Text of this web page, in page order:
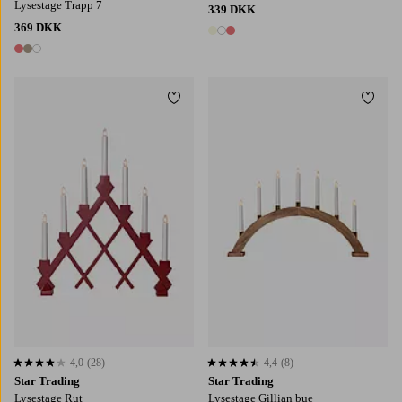
Lysestage Trapp 7
369 DKK
3 farver
339 DKK
3 farver
Star Trading
Lysestage Rut
4,0 baseret på 28 bedømmelser
4,0 (28)
Tilføj til favoritter
Star Trading
Lysestage Gillian bue
4,4 baseret på 8 bedømmelser
4,4 (8)